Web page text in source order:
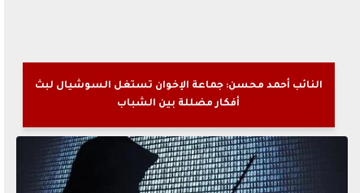
النائب أحمد محسن: جماعة الإخوان تستغل السوشيال لبث
أفكار مضللة بين الشباب